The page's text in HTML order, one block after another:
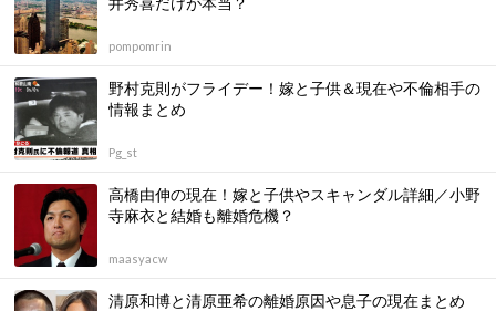
pompomrin
野村克則がフライデー！嫁と子供＆現在や不倫相手の
情報まとめ
Pg_st
高橋由伸の現在！嫁と子供やスキャンダル詳細／小野
寺麻衣と結婚も離婚危機？
maasyacw
清原和博と清原亜希の離婚原因や息子の現在まとめ